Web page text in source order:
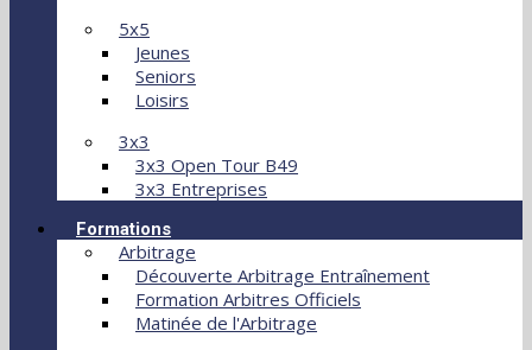
5x5
Jeunes
Seniors
Loisirs
3x3
3x3 Open Tour B49
3x3 Entreprises
Formations
Arbitrage
Découverte Arbitrage Entraînement
Formation Arbitres Officiels
Matinée de l'Arbitrage